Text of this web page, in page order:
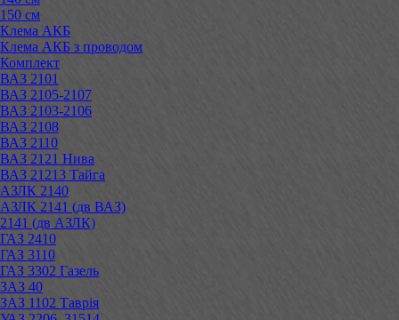
150 см
Клема АКБ
Клема АКБ з проводом
Комплект
ВАЗ 2101
ВАЗ 2105-2107
ВАЗ 2103-2106
ВАЗ 2108
ВАЗ 2110
ВАЗ 2121 Нива
ВАЗ 21213 Тайга
АЗЛК 2140
АЗЛК 2141 (дв ВАЗ)
2141 (дв АЗЛК)
ГАЗ 2410
ГАЗ 3110
ГАЗ 3302 Газель
ЗАЗ 40
ЗАЗ 1102 Таврія